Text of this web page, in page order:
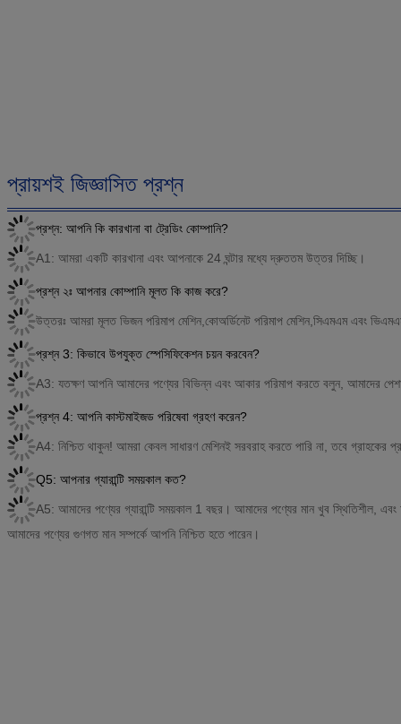
প্রায়শই জিজ্ঞাসিত প্রশ্ন
প্রশ্ন: আপনি কি কারখানা বা ট্রেডিং কোম্পানি?
A1: আমরা একটি কারখানা এবং আপনাকে 24 ঘন্টার মধ্যে দ্রুততম উত্তর দিচ্ছি।
প্রশ্ন ২ঃ আপনার কোম্পানি মূলত কি কাজ করে?
উত্তরঃ আমরা মূলত ভিজন পরিমাপ মেশিন,কোঅর্ডিনেট পরিমাপ মেশিন,সিএমএম এবং
প্রশ্ন 3: কিভাবে উপযুক্ত স্পেসিফিকেশন চয়ন করবেন?
A3: যতক্ষণ আপনি আমাদের পণ্যের বিভিন্ন এবং আকার পরিমাপ করতে বলুন, আমাদের
প্রশ্ন 4: আপনি কাস্টমাইজড পরিষেবা গ্রহণ করেন?
A4: নিশ্চিত থাকুন! আমরা কেবল সাধারণ মেশিনই সরবরাহ করতে পারি না, তবে গ্রাহকের
Q5: আপনার গ্যারান্টি সময়কাল কত?
A5: আমাদের পণ্যের গ্যারান্টি সময়কাল 1 বছর। আমাদের পণ্যের মান খুব স্থিতিশীল,
আমাদের পণ্যের গুণগত মান সম্পর্কে আপনি নিশ্চিত হতে পারেন।